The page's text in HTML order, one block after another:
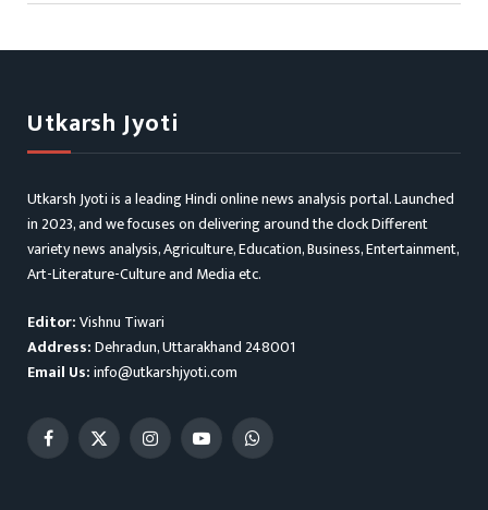
Utkarsh Jyoti
Utkarsh Jyoti is a leading Hindi online news analysis portal. Launched
in 2023, and we focuses on delivering around the clock Different
variety news analysis, Agriculture, Education, Business, Entertainment,
Art-Literature-Culture and Media etc.
Editor:Vishnu Tiwari
Address:Dehradun, Uttarakhand 248001
Email Us:info@utkarshjyoti.com
Facebook
X
InstagramYouTubeWhatsApp